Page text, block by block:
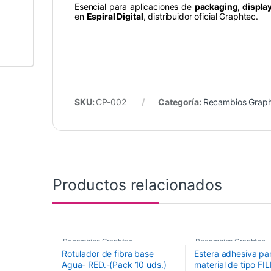
Esencial para aplicaciones de packaging,
en Espiral Digital, distribuidor oficial Graphtec.
SKU: CP-002 Categoría: Recambios
Productos relacionados
Recambios Graphtec
Rotulador de fibra base
Agua- RED.-(Pack 10 uds.)
Recambios Graphtec
Estera adhesiva
material de tipo